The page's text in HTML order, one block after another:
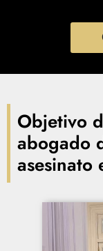
Objetivo
abogado
asesinato